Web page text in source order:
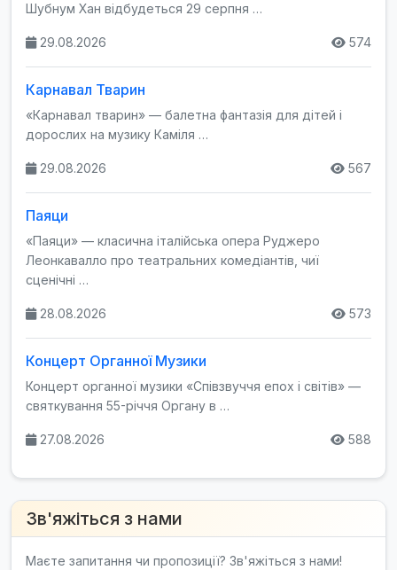
Шубнум Хан відбудеться 29 серпня …
29.08.2026 574
Карнавал Тварин
«Карнавал тварин» — балетна фантазія для дітей і
дорослих на музику Каміля …
29.08.2026 567
Паяци
«Паяци» — класична італійська опера Руджеро
Леонкавалло про театральних комедіантів, чиї
сценічні …
28.08.2026 573
Концерт Органної Музики
Концерт органної музики «Співзвуччя епох і світів» —
святкування 55-річчя Органу в …
27.08.2026 588
Зв'яжіться з нами
Маєте запитання чи пропозиції? Зв'яжіться з нами!